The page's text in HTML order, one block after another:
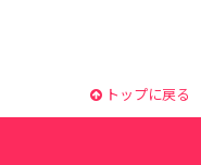
トップに戻る